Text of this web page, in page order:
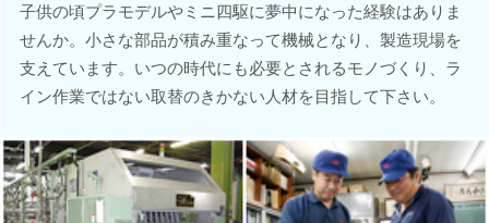
子供の頃プラモデルやミニ四駆に夢中になった経験はありま
せんか。小さな部品が積み重なって機械となり、製造現場を
支えています。いつの時代にも必要とされるモノづくり、ラ
イン作業ではない取替のきかない人材を目指して下さい。